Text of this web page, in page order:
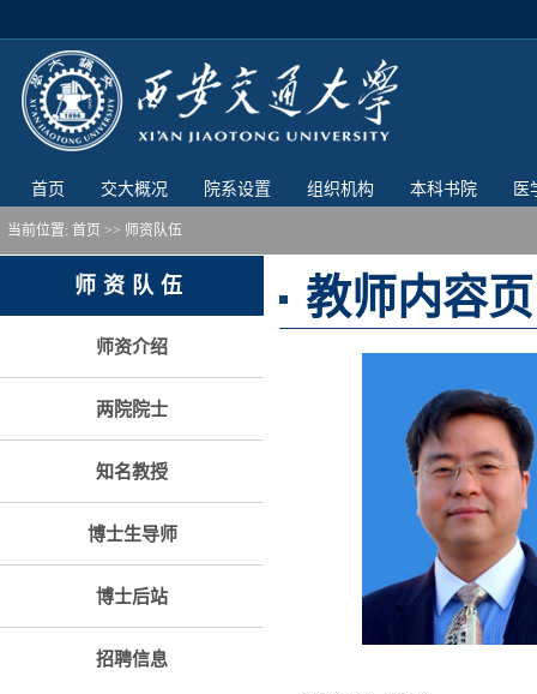
首页 交大概况 院系设置 组织机构 本科书院 医
当前位置: 首页 >> 师资队伍
师资队伍
师资介绍
两院院士
知名教授
博士生导师
博士后站
招聘信息
教师内容页